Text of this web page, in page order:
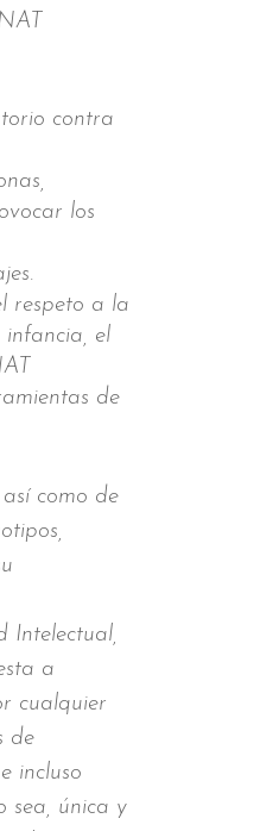
contra
los
respeto a la
infancia, el
de
como de
Intelectual,
a
cualquier
de
incluso
sea, única y